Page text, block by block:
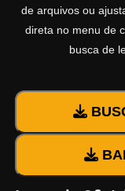
de arquivos ou
direta no menu de
busca de